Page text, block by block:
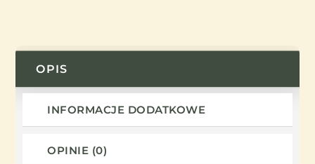
OPIS
INFORMACJE DODATKOWE
OPINIE (0)